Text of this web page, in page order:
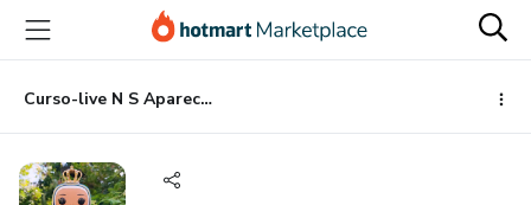
para
conteúdo
principal
para
pagamento
para
rodapé
Curso-live N S Aparecida